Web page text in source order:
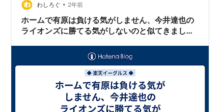
も、「まだ観るの？」と半ば呆れ返っていましたなｗ。
いや、正直こういう展開のときにはどうすればいいか分
かりません。チャンネルを変…
わしろぐ • 2年前
ホームで有原は負ける気がしません、今井達也の
ライオンズに勝てる気がしないのと似てきました